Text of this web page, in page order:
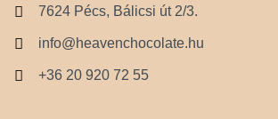
7624 Pécs, Bálicsi út 2/3.
info@heavenchocolate.hu
+36 20 920 72 55